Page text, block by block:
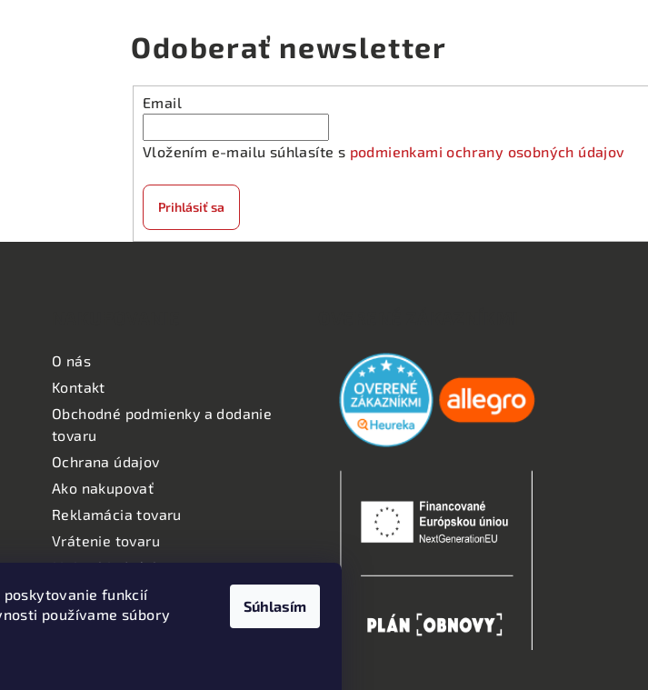
poskytovanie funkcií
používame súbory
Súhlasím
Odoberať newsletter
Email
Vložením e-mailu súhlasíte s podmienkami ochrany osobných údajov
Prihlásiť sa
O nás
Kontakt
Obchodné podmienky a dodanie
tovaru
Ochrana údajov
Ako nakupovať
Reklamácia tovaru
Vrátenie tovaru
Moje objednávky
Informácie o používaní cookies
Oznamy